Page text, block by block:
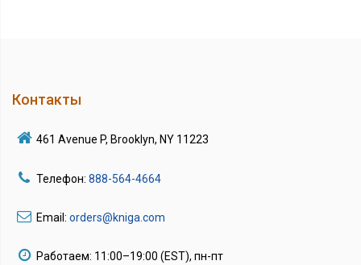
Контакты
461 Avenue P, Brooklyn, NY 11223
Телефон: 888-564-4664
Email: orders@kniga.com
Работаем: 11:00–19:00 (EST), пн-пт